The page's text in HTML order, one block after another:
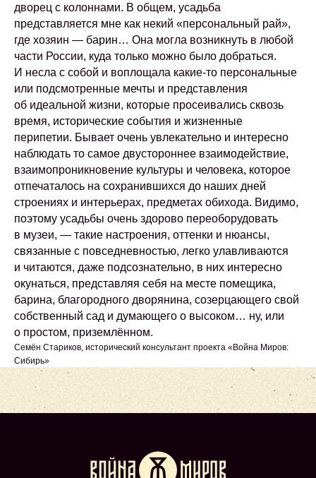
дворец с колоннами. В общем, усадьба
представляется мне как некий «персональный рай»,
где хозяин — барин… Она могла возникнуть в любой
части России, куда только можно было добраться.
И несла с собой и воплощала какие-то персональные
или подсмотренные мечты и представления
об идеальной жизни, которые просеивались сквозь
время, исторические события и жизненные
перипетии. Бывает очень увлекательно и интересно
наблюдать то самое двустороннее взаимодействие,
взаимопроникновение культуры и человека, которое
отпечаталось на сохранившихся до наших дней
строениях и интерьерах, предметах обихода. Видимо,
поэтому усадьбы очень здорово переоборудовать
в музеи, — такие настроения, оттенки и нюансы,
связанные с повседневностью, легко улавливаются
и читаются, даже подсознательно, в них интересно
окунаться, представляя себя на месте помещика,
барина, благородного дворянина, созерцающего свой
собственный сад и думающего о высоком… ну, или
о простом, приземлённом.
Семён Стариков, исторический консультант проекта «Война Миров:
Сибирь»